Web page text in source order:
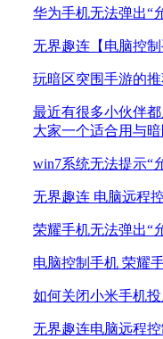
华为手机无法弹出“
无界趣连【电脑控
玩暗区突围手游的
最近有很多小伙伴
大家一个适合用与
win7系统无法提示“
无界趣连 电脑远程
荣耀手机无法弹出“
电脑控制手机 荣耀
如何关闭小米手机
无界趣连电脑远程